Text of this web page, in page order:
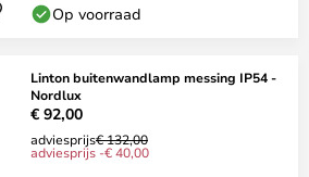
Op voorraad
Linton buitenwandlamp messing IP54 -
Nordlux
€ 92,00
adviesprijs€ 132,00
adviesprijs -€ 40,00